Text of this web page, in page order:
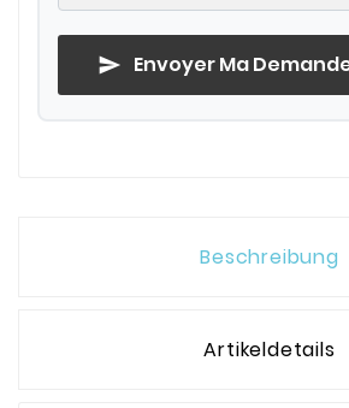
send Envoyer Ma
Beschreibung
Artikeldetails